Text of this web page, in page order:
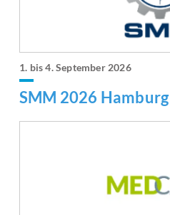
1. bis 4. September 2026
SMM 2026 Hamburg